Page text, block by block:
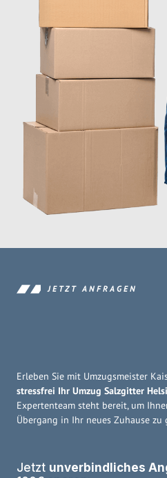
JETZT ANFRAGEN
Erleben Sie mit Umzugsmeister
stressfrei Ihr Umzug Salzgitter
Expertenteam steht bereit, um
Übergang in Ihr neues Zuhause zu
Jetzt unverbindliches